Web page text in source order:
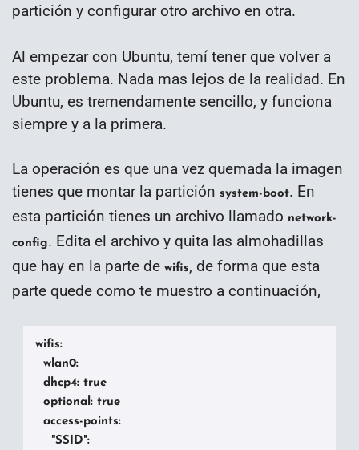
partición y configurar otro archivo en otra.
Al empezar con Ubuntu, temí tener que volver a
este problema. Nada mas lejos de la realidad. En
Ubuntu, es tremendamente sencillo, y funciona
siempre y a la primera.
La operación es que una vez quemada la imagen
tienes que montar la partición system-boot. En
esta partición tienes un archivo llamado network-
config. Edita el archivo y quita las almohadillas
que hay en la parte de wifis, de forma que esta
parte quede como te muestro a continuación,
wifis:
  wlan0:
  dhcp4: true
  optional: true
  access-points:
    "SSID":